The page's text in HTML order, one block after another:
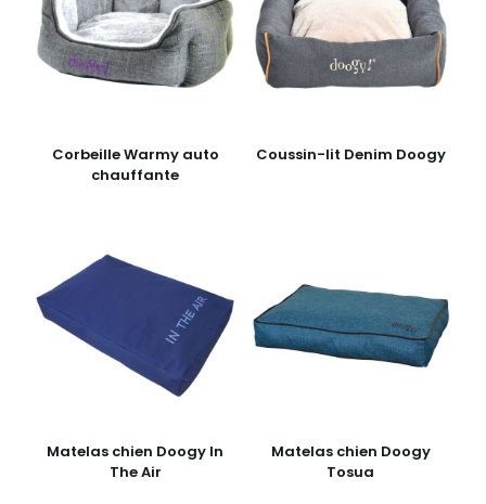
Corbeille Warmy auto
chauffante
Coussin-lit Denim Doogy
Matelas chien Doogy In
The Air
Matelas chien Doogy
Tosua